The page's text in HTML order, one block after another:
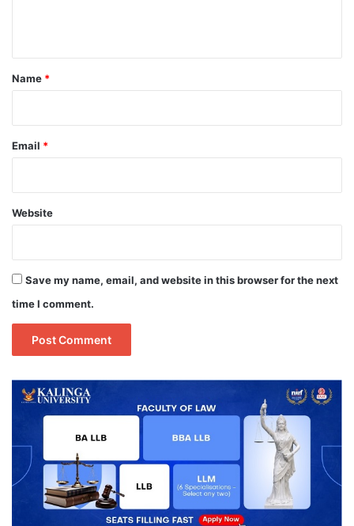
*
Name *
Email *
Website
Save my name, email, and website in this browser for the next
time I comment.